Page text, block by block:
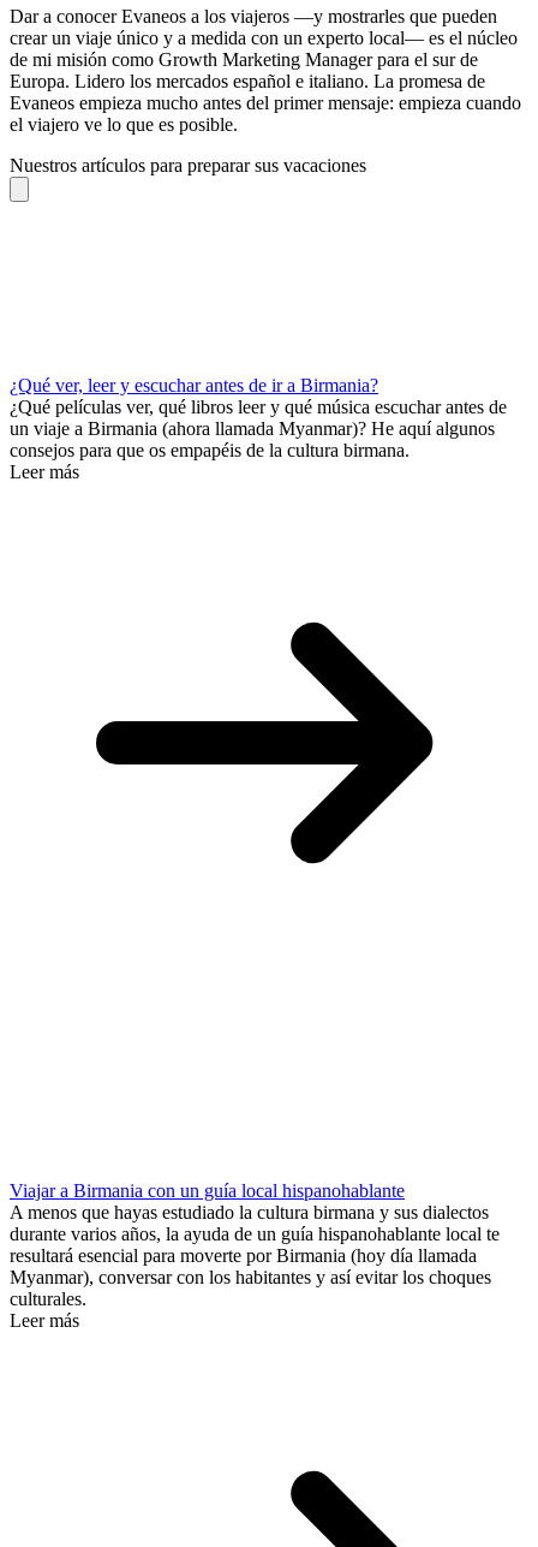
Dar a conocer Evaneos a los viajeros —y mostrarles que pueden
crear un viaje único y a medida con un experto local— es el núcleo
de mi misión como Growth Marketing Manager para el sur de
Europa. Lidero los mercados español e italiano. La promesa de
Evaneos empieza mucho antes del primer mensaje: empieza cuando
el viajero ve lo que es posible.
Nuestros artículos para preparar sus vacaciones
¿Qué ver, leer y escuchar antes de ir a Birmania?
¿Qué películas ver, qué libros leer y qué música escuchar antes de
un viaje a Birmania (ahora llamada Myanmar)? He aquí algunos
consejos para que os empapéis de la cultura birmana.
Leer más
Viajar a Birmania con un guía local hispanohablante
A menos que hayas estudiado la cultura birmana y sus dialectos
durante varios años, la ayuda de un guía hispanohablante local te
resultará esencial para moverte por Birmania (hoy día llamada
Myanmar), conversar con los habitantes y así evitar los choques
culturales.
Leer más